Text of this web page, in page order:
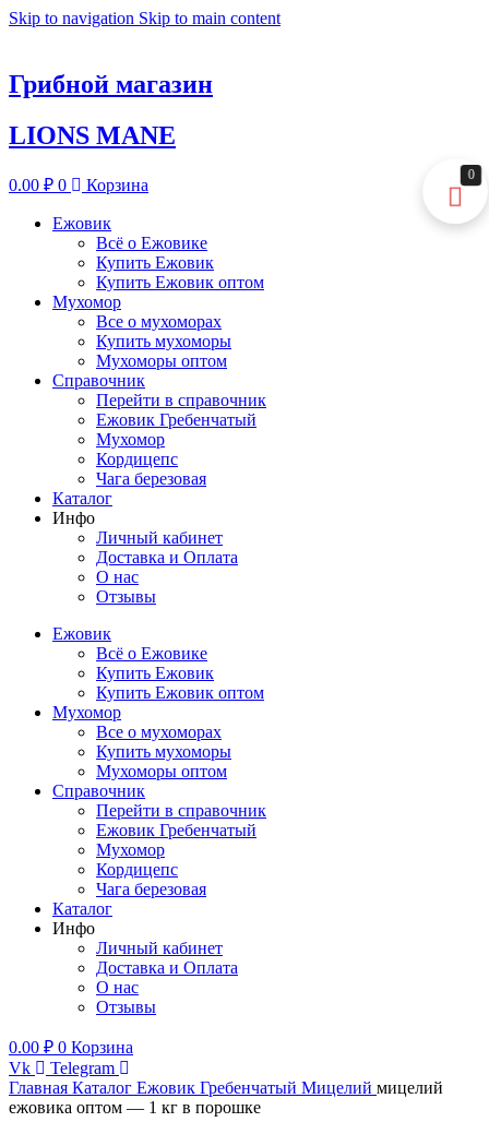
Skip to navigation Skip to main content
Грибной магазин
LIONS MANE
0.00 ₽ 0 Корзина
Ежовик
Всё о Ежовике
Купить Ежовик
Купить Ежовик оптом
Мухомор
Все о мухоморах
Купить мухоморы
Мухоморы оптом
Справочник
Перейти в справочник
Ежовик Гребенчатый
Мухомор
Кордицепс
Чага березовая
Каталог
Инфо
Личный кабинет
Доставка и Оплата
О нас
Отзывы
Ежовик
Всё о Ежовике
Купить Ежовик
Купить Ежовик оптом
Мухомор
Все о мухоморах
Купить мухоморы
Мухоморы оптом
Справочник
Перейти в справочник
Ежовик Гребенчатый
Мухомор
Кордицепс
Чага березовая
Каталог
Инфо
Личный кабинет
Доставка и Оплата
О нас
Отзывы
0.00 ₽ 0 Корзина
Vk
Telegram
Главная Каталог Ежовик Гребенчатый Мицелий мицелий
ежовика оптом — 1 кг в порошке
0